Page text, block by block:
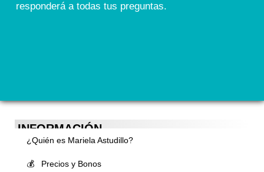
responderá a todas tus preguntas.
INFORMACIÓN
¿Quién es Mariela Astudillo?
💰 Precios y Bonos